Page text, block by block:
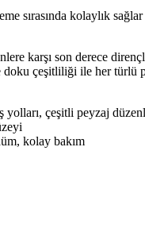
sırasında kolaylık
karşı son derece
çeşitliliği ile her türlü
yolları, çeşitli peyzaj
kolay bakım